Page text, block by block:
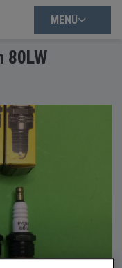
MENU
80LW